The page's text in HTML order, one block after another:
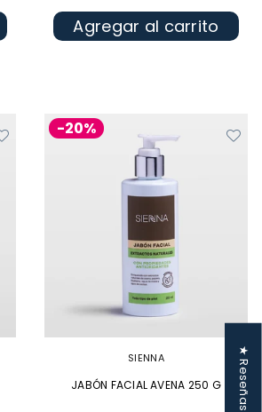
Agregar al carrito
-20%
SIENNA
JABÓN FACIAL AVENA 250 G ★ Reseñas